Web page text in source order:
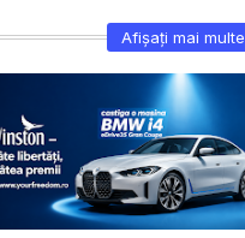
Afișați mai multe